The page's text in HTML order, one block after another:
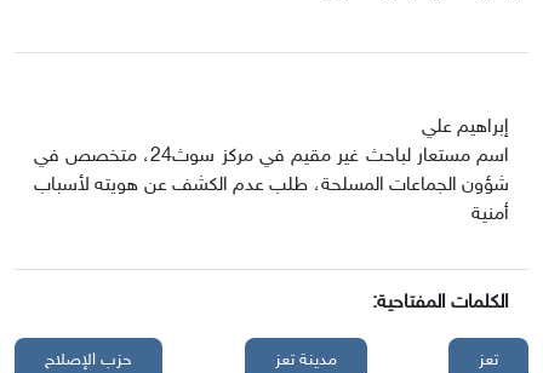
إبراهيم علي
اسم مستعار لباحث غير مقيم في مركز سوث24، متخصص في
شؤون الجماعات المسلحة، طلب عدم الكشف عن هويته لأسباب
أمنية
الكلمات المفتاحية:
تعز مدينة تعز حزب الإصلاح